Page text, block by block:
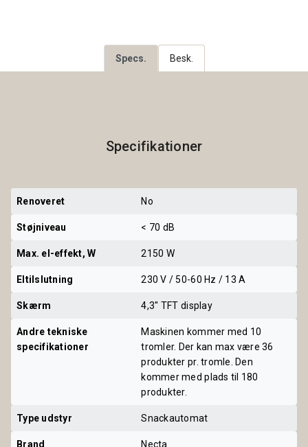
Specs. Besk.
Specifikationer
Renoveret No
Støjniveau < 70 dB
Max. el-effekt, W 2150 W
Eltilslutning 230 V / 50-60 Hz / 13 A
Skærm 4,3'' TFT display
Andre tekniske
specifikationer
Maskinen kommer med 10
tromler. Der kan max være 36
produkter pr. tromle. Den
kommer med plads til 180
produkter.
Type udstyr Snackautomat
Brand Necta